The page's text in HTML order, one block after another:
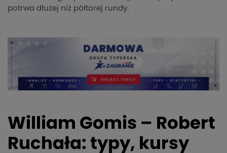
potrwa dłużej niż półtorej rundy.
William Gomis – Robert
Ruchała: typy, kursy